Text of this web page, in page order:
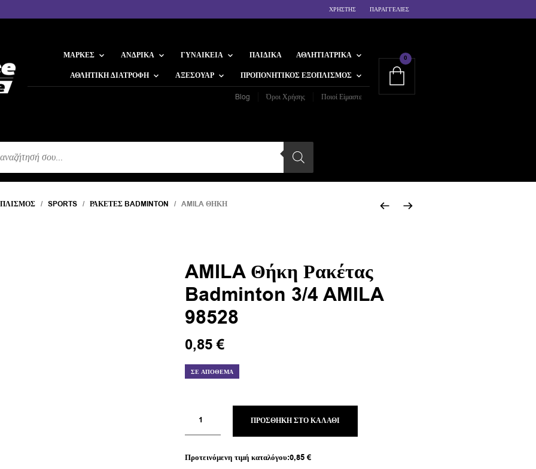
ΧΡΗΣΤΗΣ ΠΑΡΑΓΓΕΛΙΕΣ
ΜΆΡΚΕΣ ΑΝΔΡΙΚΆ ΓΥΝΑΙΚΕΊΑ ΠΑΙΔΙΚΆ
ΑΘΛΗΤΙΑΤΡΙΚΆ
ΑΘΛΗΤΙΚΉ ΔΙΑΤΡΟΦΉ
ΑΞΕΣΟΥΆΡ ΠΡΟΠΟΝΗΤΙΚΌΣ ΕΞΟΠΛΙΣΜΌΣ
Blog Όροι Χρήσης Ποιοί Είμαστε
0
/ SPORTS / ΡΑΚΈΤΕΣ BADMINTON / AMILA ΘΉΚΗ
AMILA Θήκη Ρακέτας
Badminton 3/4 AMILA
98528
0,85€
ΣΕ ΑΠΌΘΕΜΑ
ΠΡΟΣΘΉΚΗ ΣΤΟ ΚΑΛΆΘΙ
Προτεινόμενη τιμή καταλόγου:0,85€